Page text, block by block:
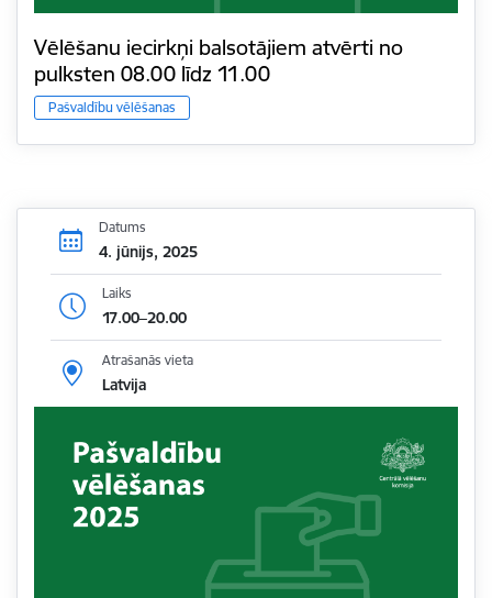
Vēlēšanu iecirkņi balsotājiem atvērti no
pulksten 08.00 līdz 11.00
Pašvaldību vēlēšanas
Datums
4. jūnijs, 2025
Laiks
17.00–20.00
Atrašanās vieta
Latvija